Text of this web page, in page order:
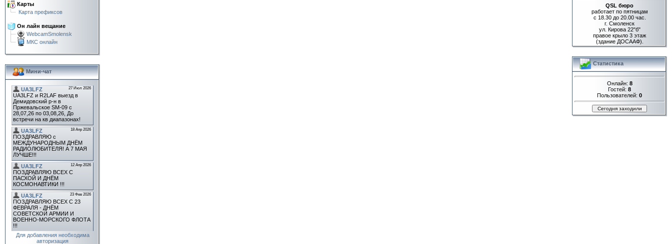
Карты
Карта префиксов
Он лайн вещание
WebcamSmolensk
МКС онлайн
Мини-чат
Для добавления необходима
авторизация
QSL бюро
работает по пятницам
с 18.30 до 20.00 час.
г. Смоленск
ул. Кирова 22"б"
правое крыло 3 этаж
(здание ДОСААФ).
Статистика
Онлайн: 8
Гостей: 8
Пользователей: 0